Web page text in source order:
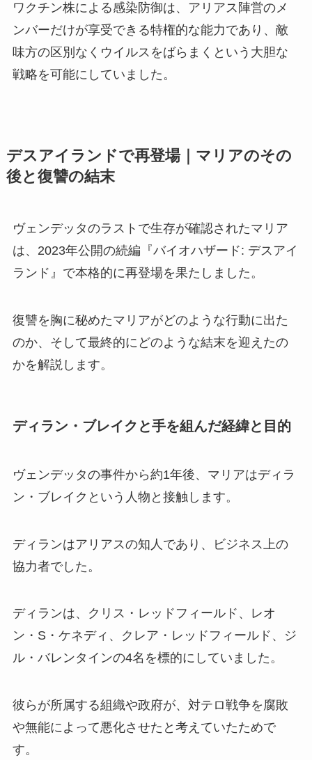
ワクチン株による感染防御は、アリアス陣営のメ
ンバーだけが享受できる特権的な能力であり、敵
味方の区別なくウイルスをばらまくという大胆な
戦略を可能にしていました。
デスアイランドで再登場｜マリアのその
後と復讐の結末
ヴェンデッタのラストで生存が確認されたマリア
は、2023年公開の続編『バイオハザード: デスアイ
ランド』で本格的に再登場を果たしました。
復讐を胸に秘めたマリアがどのような行動に出た
のか、そして最終的にどのような結末を迎えたの
かを解説します。
ディラン・ブレイクと手を組んだ経緯と目的
ヴェンデッタの事件から約1年後、マリアはディラ
ン・ブレイクという人物と接触します。
ディランはアリアスの知人であり、ビジネス上の
協力者でした。
ディランは、クリス・レッドフィールド、レオ
ン・S・ケネディ、クレア・レッドフィールド、ジ
ル・バレンタインの4名を標的にしていました。
彼らが所属する組織や政府が、対テロ戦争を腐敗
や無能によって悪化させたと考えていたためで
す。